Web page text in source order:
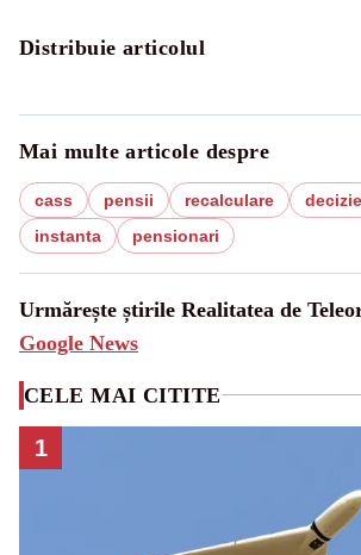
Distribuie articolul
Mai multe articole despre
cass pensii recalculare decizie
instanta
pensionari
Urmărește știrile Realitatea de
Google News
CELE MAI CITITE
1